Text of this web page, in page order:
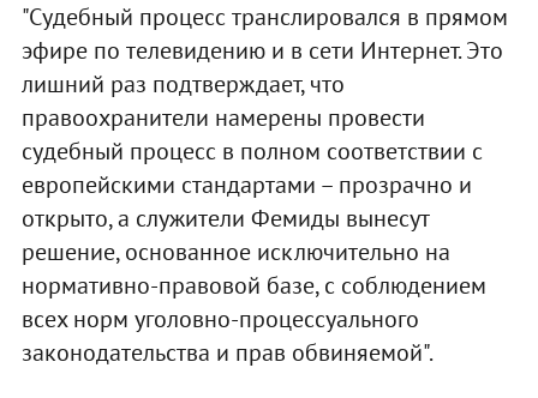
"Судебный процесс транслировался в прямом
эфире по телевидению и в сети Интернет. Это
лишний раз подтверждает, что
правоохранители намерены провести
судебный процесс в полном соответствии с
европейскими стандартами – прозрачно и
открыто, а служители Фемиды вынесут
решение, основанное исключительно на
нормативно-правовой базе, с соблюдением
всех норм уголовно-процессуального
законодательства и прав обвиняемой".